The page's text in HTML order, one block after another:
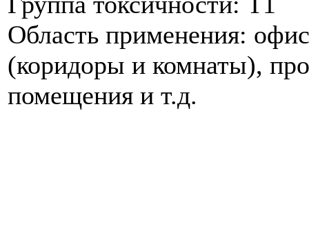
Область применения:
(коридоры и комнаты),
помещения и т.д.